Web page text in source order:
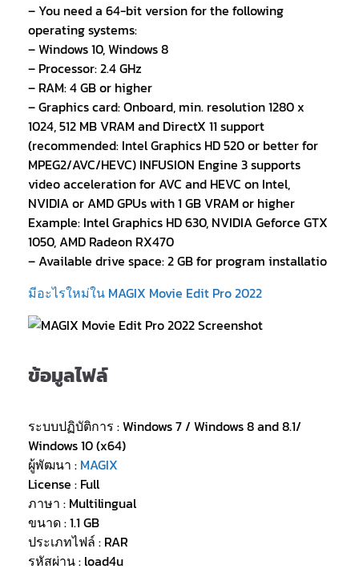
– You need a 64-bit version for the following
operating systems:
– Windows 10, Windows 8
– Processor: 2.4 GHz
– RAM: 4 GB or higher
– Graphics card: Onboard, min. resolution 1280 x
1024, 512 MB VRAM and DirectX 11 support
(recommended: Intel Graphics HD 520 or better for
MPEG2/AVC/HEVC) INFUSION Engine 3 supports
video acceleration for AVC and HEVC on Intel,
NVIDIA or AMD GPUs with 1 GB VRAM or higher
Example: Intel Graphics HD 630, NVIDIA Geforce GTX
1050, AMD Radeon RX470
– Available drive space: 2 GB for program installatio
มีอะไรใหม่ใน MAGIX Movie Edit Pro 2022
ข้อมูลไฟล์
ระบบปฏิบัติการ : Windows 7 / Windows 8 and 8.1/
Windows 10 (x64)
ผู้พัฒนา : MAGIX
License : Full
ภาษา : Multilingual
ขนาด : 1.1 GB
ประเภทไฟล์ : RAR
รหัสผ่าน : load4u